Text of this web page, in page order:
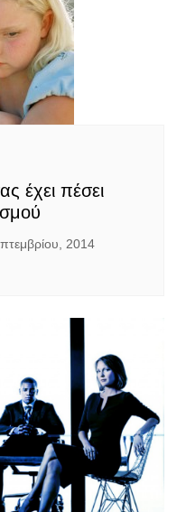
έχει πέσει
2014